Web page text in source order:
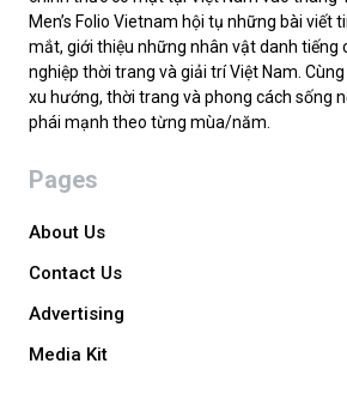
Men’s Folio Vietnam hội tụ những bài viết
mắt, giới thiệu những nhân vật danh tiếng
nghiệp thời trang và giải trí Việt Nam.
xu hướng, thời trang và phong cách sống
phái mạnh theo từng mùa/năm.
Pages
About Us
Contact Us
Advertising
Media Kit